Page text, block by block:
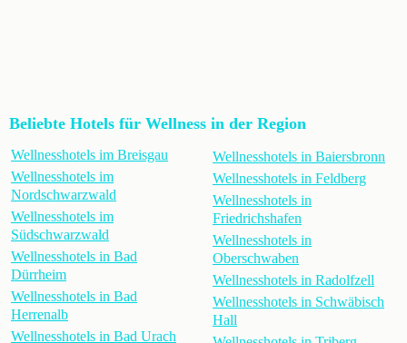
Beliebte Hotels für Wellness in der Region
Wellnesshotels im Breisgau
Wellnesshotels im
Nordschwarzwald
Wellnesshotels im
Südschwarzwald
Wellnesshotels in Bad
Dürrheim
Wellnesshotels in Bad
Herrenalb
Wellnesshotels in Bad Urach
Wellnesshotels in Baiersbronn
Wellnesshotels in Feldberg
Wellnesshotels in
Friedrichshafen
Wellnesshotels in
Oberschwaben
Wellnesshotels in Radolfzell
Wellnesshotels in Schwäbisch
Hall